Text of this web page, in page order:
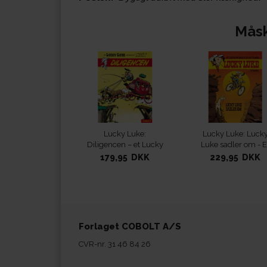
Lucky Luke:
Diligencen – et Lucky
Luke-pletskud af
179,95 DKK
Lucky Luke:
Luke sadler om -
ekstraordinært
229,95 DKK
Forlaget COBOLT A/S
CVR-nr. 31 46 84 26